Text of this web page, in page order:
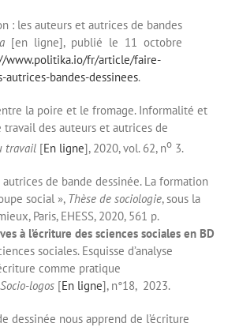
: les auteurs et autrices de bandes
[en ligne], publié le 11 octobre
www.politika.io/fr/article/faire-
autrices-bandes-dessinees.
la poire et le fromage. Informalité et
des auteurs et autrices de
travail [En ligne], 2020, vol. 62, no 3.
de bande dessinée. La formation
social », Thèse de sociologie, sous la
Paris, EHESS, 2020, 561 p.
à l’écriture des sciences sociales en BD
sociales. Esquisse d’analyse
comme pratique
Socio-logos [En ligne], n°18, 2023.
dessinée nous apprend de l’écriture